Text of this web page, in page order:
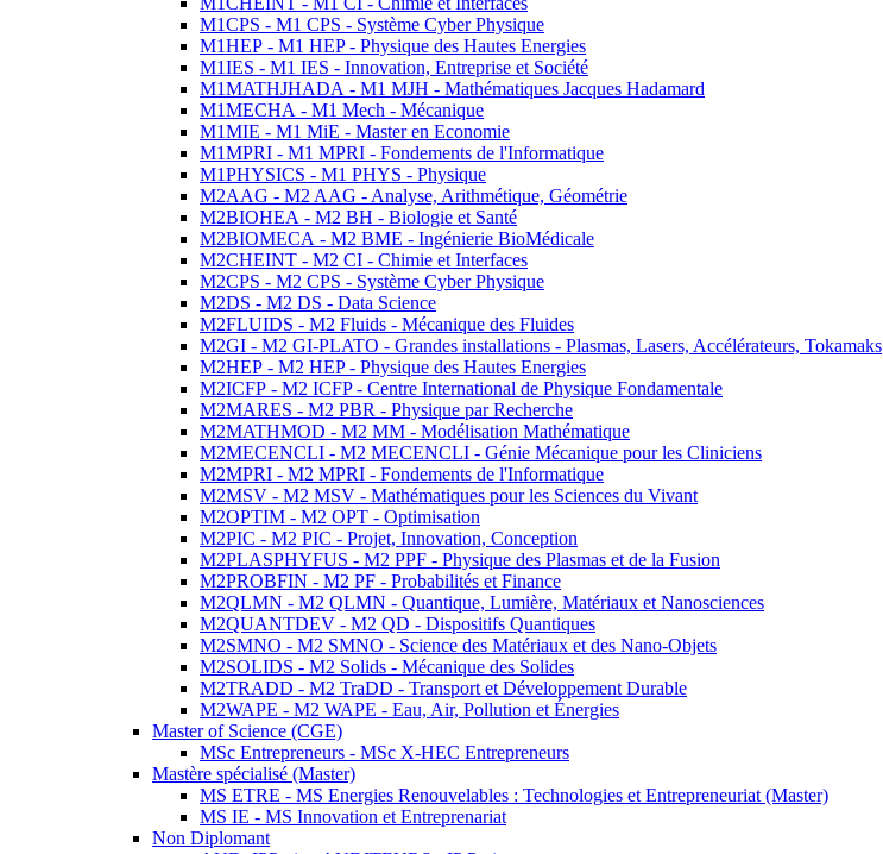
M1CPS - M1 CPS - Système Cyber Physique
M1HEP - M1 HEP - Physique des Hautes Energies
M1IES - M1 IES - Innovation, Entreprise et Société
M1MATHJHADA - M1 MJH - Mathématiques Jacques Hadamard
M1MECHA - M1 Mech - Mécanique
M1MIE - M1 MiE - Master en Economie
M1MPRI - M1 MPRI - Fondements de l'Informatique
M1PHYSICS - M1 PHYS - Physique
M2AAG - M2 AAG - Analyse, Arithmétique, Géométrie
M2BIOHEA - M2 BH - Biologie et Santé
M2BIOMECA - M2 BME - Ingénierie BioMédicale
M2CHEINT - M2 CI - Chimie et Interfaces
M2CPS - M2 CPS - Système Cyber Physique
M2DS - M2 DS - Data Science
M2FLUIDS - M2 Fluids - Mécanique des Fluides
M2GI - M2 GI-PLATO - Grandes installations - Plasmas, Lasers, Accélérateurs, Tokamaks
M2HEP - M2 HEP - Physique des Hautes Energies
M2ICFP - M2 ICFP - Centre International de Physique Fondamentale
M2MARES - M2 PBR - Physique par Recherche
M2MATHMOD - M2 MM - Modélisation Mathématique
M2MECENCLI - M2 MECENCLI - Génie Mécanique pour les Cliniciens
M2MPRI - M2 MPRI - Fondements de l'Informatique
M2MSV - M2 MSV - Mathématiques pour les Sciences du Vivant
M2OPTIM - M2 OPT - Optimisation
M2PIC - M2 PIC - Projet, Innovation, Conception
M2PLASPHYFUS - M2 PPF - Physique des Plasmas et de la Fusion
M2PROBFIN - M2 PF - Probabilités et Finance
M2QLMN - M2 QLMN - Quantique, Lumière, Matériaux et Nanosciences
M2QUANTDEV - M2 QD - Dispositifs Quantiques
M2SMNO - M2 SMNO - Science des Matériaux et des Nano-Objets
M2SOLIDS - M2 Solids - Mécanique des Solides
M2TRADD - M2 TraDD - Transport et Développement Durable
M2WAPE - M2 WAPE - Eau, Air, Pollution et Énergies
Master of Science (CGE)
MSc Entrepreneurs - MSc X-HEC Entrepreneurs
Mastère spécialisé (Master)
MS ETRE - MS Energies Renouvelables : Technologies et Entrepreneuriat (Master)
MS IE - MS Innovation et Entreprenariat
Non Diplomant